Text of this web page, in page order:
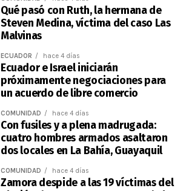
Qué pasó con Ruth, la hermana de
Steven Medina, víctima del caso Las
Malvinas
ECUADOR hace 4 días
Ecuador e Israel iniciarán
próximamente negociaciones para
un acuerdo de libre comercio
COMUNIDAD hace 4 días
Con fusiles y a plena madrugada:
cuatro hombres armados asaltaron
dos locales en La Bahía, Guayaquil
COMUNIDAD hace 4 días
Zamora despide a las 19 víctimas del